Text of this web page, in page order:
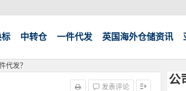
中转仓 一件代发 英国海外仓储资讯
代发？
发表评论
公